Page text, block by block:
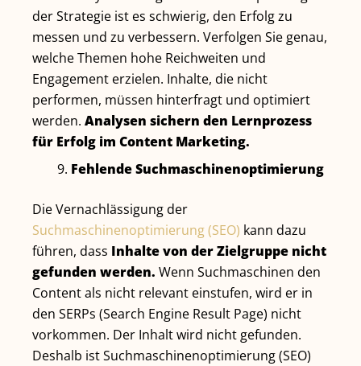
der Strategie ist es schwierig, den Erfolg zu
messen und zu verbessern. Verfolgen Sie genau,
welche Themen hohe Reichweiten und
Engagement erzielen. Inhalte, die nicht
performen, müssen hinterfragt und optimiert
werden. Analysen sichern den Lernprozess
für Erfolg im Content Marketing.
Fehlende Suchmaschinenoptimierung
Die Vernachlässigung der
Suchmaschinenoptimierung (SEO) kann dazu
führen, dass Inhalte von der Zielgruppe nicht
gefunden werden. Wenn Suchmaschinen den
Content als nicht relevant einstufen, wird er in
den SERPs (Search Engine Result Page) nicht
vorkommen. Der Inhalt wird nicht gefunden.
Deshalb ist Suchmaschinenoptimierung (SEO)